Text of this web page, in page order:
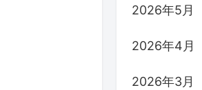
2026年5月
2026年4月
2026年3月